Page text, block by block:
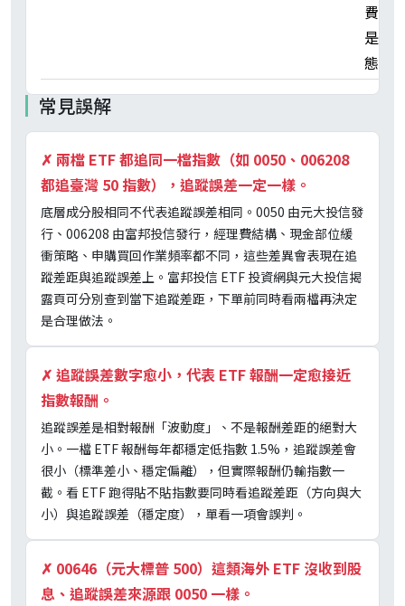
費用
是常
態
常見誤解
✗ 兩檔 ETF 都追同一檔指數（如 0050、006208
都追臺灣 50 指數），追蹤誤差一定一樣。
底層成分股相同不代表追蹤誤差相同。0050 由元大投信發
行、006208 由富邦投信發行，經理費結構、現金部位緩
衝策略、申購買回作業頻率都不同，這些差異會表現在追
蹤差距與追蹤誤差上。富邦投信 ETF 投資網與元大投信揭
露頁可分別查到當下追蹤差距，下單前同時看兩檔再決定
是合理做法。
✗ 追蹤誤差數字愈小，代表 ETF 報酬一定愈接近
指數報酬。
追蹤誤差是相對報酬「波動度」、不是報酬差距的絕對大
小。一檔 ETF 報酬每年都穩定低指數 1.5%，追蹤誤差會
很小（標準差小、穩定偏離），但實際報酬仍輸指數一
截。看 ETF 跑得貼不貼指數要同時看追蹤差距（方向與大
小）與追蹤誤差（穩定度），單看一項會誤判。
✗ 00646（元大標普 500）這類海外 ETF 沒收到股
息、追蹤誤差來源跟 0050 一樣。